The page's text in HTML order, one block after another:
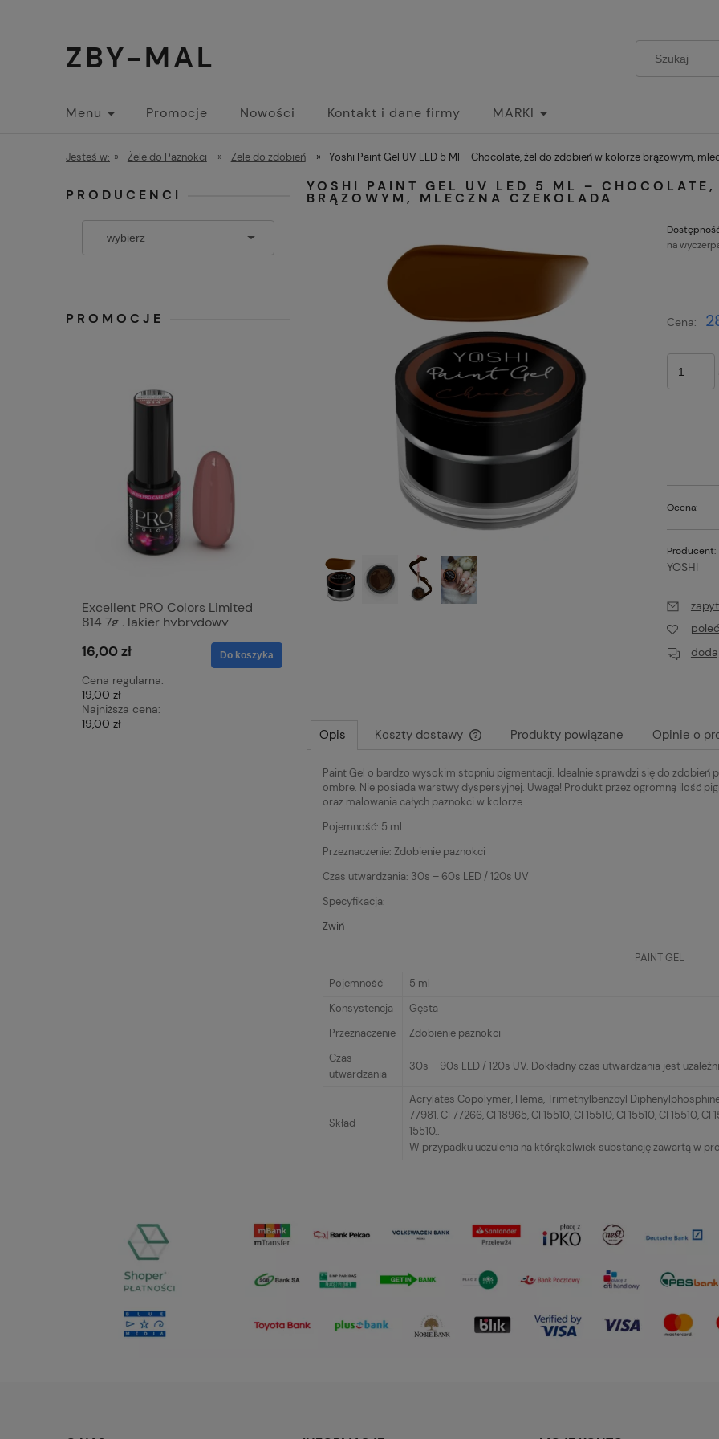
ZBY-MAL
Menu Promocje Nowości Kontakt i dane firmy MARKI
Jesteś w: » Żele do Paznokci » Żele do zdobień » Yoshi Paint Gel UV LED 5 Ml – Chocolate, żel do zdobień w kolorze brązowym,
PRODUCENCI
PROMOCJE
Excellent PRO Colors Limited
814 7g , lakier hybrydowy
16,00 zł
Cena regularna:
19,00 zł
Najniższa cena:
19,00 zł
Do koszyka
Excellent PRO Colors Limited
Excellent PRO Colors Limited
815 7g , lakier hybrydowy
Do
YOSHI PAINT GEL UV LED 5 ML – CHOCOLATE,
BRĄZOWYM, MLECZNA CZEKOLADA
na
Cena:
Ocena:
Producent:
YOSHI
Opis Koszty dostawy
Cena nie zawiera ewentualnych kosztów
płatności
Produkty powiązane Opinie o
Paint Gel o bardzo wysokim stopniu pigmentacji. Idealnie sprawdzi się do zdobień
ombre. Nie posiada warstwy dyspersyjnej. Uwaga! Produkt przez ogromną ilość
oraz malowania całych paznokci w kolorze.
Pojemność: 5 ml
Przeznaczenie: Zdobienie paznokci
Czas utwardzania: 30s – 60s LED / 120s UV
Specyfikacja:
Zwiń
PAINT GEL
Pojemność
5 ml
Konsystencja
Gęsta
Przeznaczenie
Zdobienie paznokci
Czas
utwardzania
30s – 90s LED / 120s UV. Dokładny czas utwardzania jest
Skład
Acrylates Copolymer, Hema, Trimethylbenzoyl
77981, CI 77266, CI 18965, CI 15510, CI 15510, CI 15510, CI 15510, CI
15510..
W przypadku uczulenia na którąkolwiek substancję zawartą w